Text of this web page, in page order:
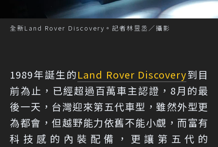
全新Land Rover Discovery。記者林昱丞／攝影
1989年誕生的Land Rover Discovery到目
前為止，已經超過百萬車主認證，8月的最
後一天，台灣迎來第五代車型，雖然外型更
為都會，但越野能力依舊不能小覷，而富有
科技感的內裝配備，更讓第五代的